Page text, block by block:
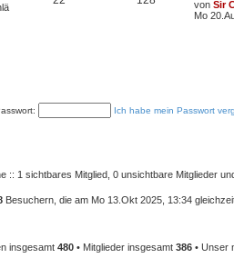
von Sir
Mo
Ich habe mein Passwort
:: 1 sichtbares Mitglied, 0 unsichtbare Mitglieder
Besuchern, die am Mo 13.Okt 2025, 13:34
insgesamt 480 • Mitglieder insgesamt 386 • Unser